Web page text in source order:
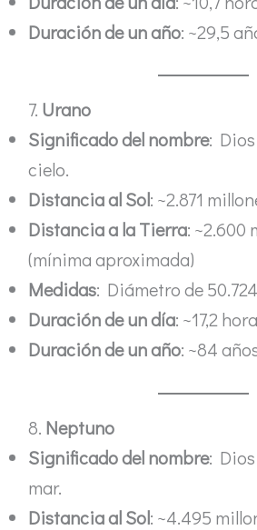
Duración de un año: ~29,5
7. Urano
Significado del nombre:
cielo.
Distancia al Sol: ~2.871
Distancia a la Tierra: ~2.600
(mínima aproximada)
Medidas: Diámetro de
Duración de un día: ~17,2
Duración de un año: ~84
8. Neptuno
Significado del nombre:
mar.
Distancia al Sol: ~4.495